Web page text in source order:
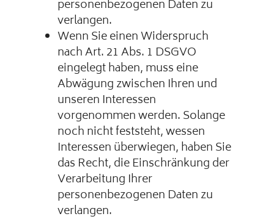
personenbezogenen Daten zu
verlangen.
Wenn Sie einen Widerspruch
nach Art. 21 Abs. 1 DSGVO
eingelegt haben, muss eine
Abwägung zwischen Ihren und
unseren Interessen
vorgenommen werden. Solange
noch nicht feststeht, wessen
Interessen überwiegen, haben Sie
das Recht, die Einschränkung der
Verarbeitung Ihrer
personenbezogenen Daten zu
verlangen.